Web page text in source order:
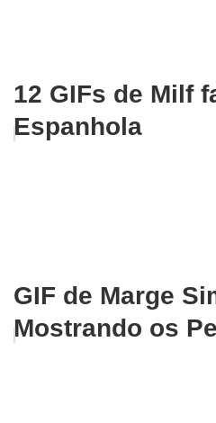
12 GIFs de Milf
Espanhola
GIF de Marge
Mostrando os